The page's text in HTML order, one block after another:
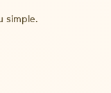
simple.